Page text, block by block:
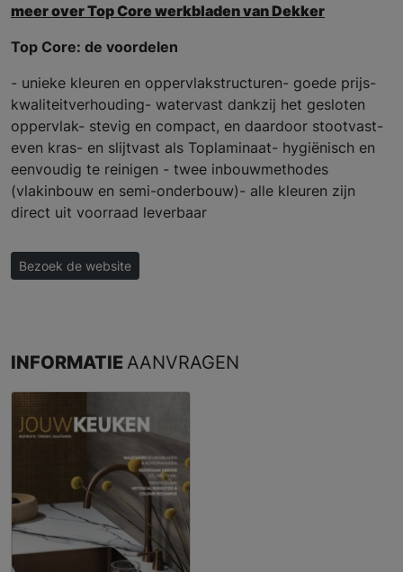
meer over Top Core werkbladen van Dekker
Top Core: de voordelen
- unieke kleuren en oppervlakstructuren- goede prijs-
kwaliteitverhouding- watervast dankzij het gesloten
oppervlak- stevig en compact, en daardoor stootvast-
even kras- en slijtvast als Toplaminaat- hygiënisch en
eenvoudig te reinigen - twee inbouwmethodes
(vlakinbouw en semi-onderbouw)- alle kleuren zijn
direct uit voorraad leverbaar
Bezoek de website
INFORMATIEAANVRAGEN